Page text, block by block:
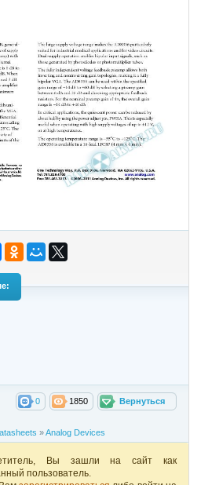
Вернуться
1850
0
»Analog Devices
Вы зашли на сайт как
пользователь.